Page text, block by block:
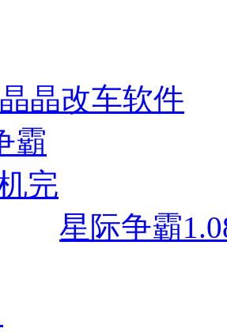
晶晶改车软件
星际争霸